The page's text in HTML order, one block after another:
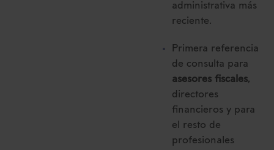
administrativa más
reciente.
Primera referencia
de consulta para
asesores fiscales,
directores
financieros y para
el resto de
profesionales